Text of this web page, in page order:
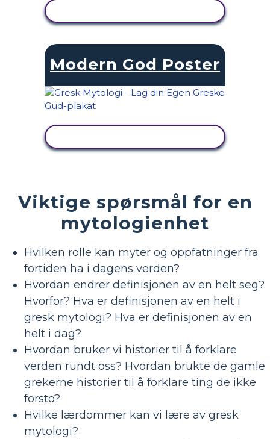
Modern God Poster
Viktige spørsmål for en
mytologienhet
Hvilken rolle kan myter og oppfatninger fra
fortiden ha i dagens verden?
Hvordan endrer definisjonen av en helt seg?
Hvorfor? Hva er definisjonen av en helt i
gresk mytologi? Hva er definisjonen av en
helt i dag?
Hvordan bruker vi historier til å forklare
verden rundt oss? Hvordan brukte de gamle
grekerne historier til å forklare ting de ikke
forsto?
Hvilke lærdommer kan vi lære av gresk
mytologi?